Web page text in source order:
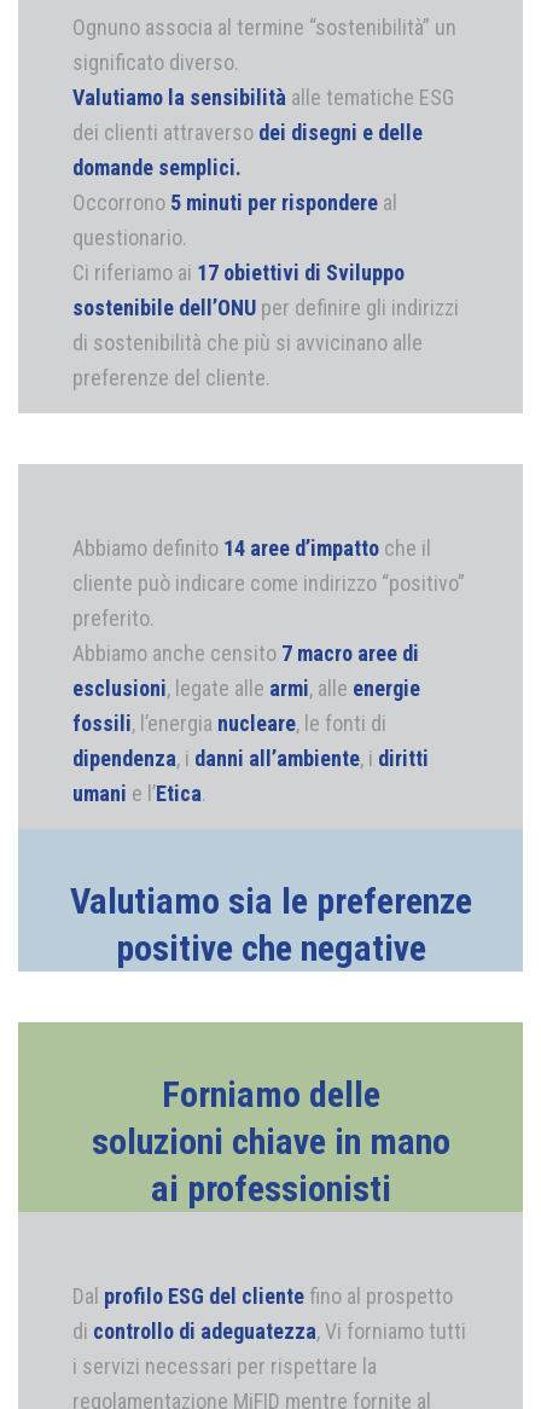
Ognuno associa al termine “sostenibilità” un
significato diverso.
Valutiamo la sensibilità alle tematiche ESG
dei clienti attraverso dei disegni e delle
domande semplici.
Occorrono 5 minuti per rispondere al
questionario.
Ci riferiamo ai 17 obiettivi di Sviluppo
sostenibile dell’ONU per definire gli indirizzi
di sostenibilità che più si avvicinano alle
preferenze del cliente.
Abbiamo definito 14 aree d’impatto che il
cliente può indicare come indirizzo “positivo”
preferito.
Abbiamo anche censito 7 macro aree di
esclusioni, legate alle armi, alle energie
fossili, l’energia nucleare, le fonti di
dipendenza, i danni all’ambiente, i diritti
umani e l’Etica.
Valutiamo sia le preferenze
positive che negative
Forniamo delle
soluzioni chiave in mano
ai professionisti
Dal profilo ESG del cliente fino al prospetto
di controllo di adeguatezza, Vi forniamo tutti
i servizi necessari per rispettare la
regolamentazione MiFID mentre fornite al